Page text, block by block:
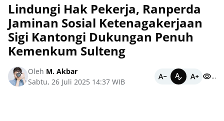
Lindungi Hak Pekerja, Ranperda
Jaminan Sosial Ketenagakerjaan
Sigi Kantongi Dukungan Penuh
Kemenkum Sulteng
Oleh M. Akbar
Sabtu, 26 Juli 2025 14:37 WIB
...